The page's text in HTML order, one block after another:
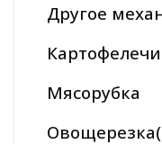
Другое
Мясорубка